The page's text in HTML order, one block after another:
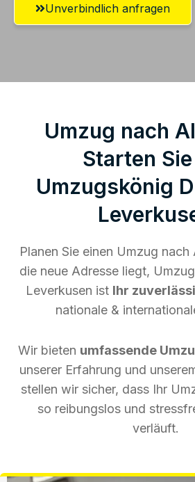
Unverbindlich anfragen
Umzug nach
Starten
Umzugskönig
Planen Sie einen Umzug nach
die neue Adresse liegt,
Leverkusen ist Ihr
nationale &
Wir bieten umfassende
unserer Erfahrung und
stellen wir sicher, dass Ihr
so reibungslos und
verläuft.